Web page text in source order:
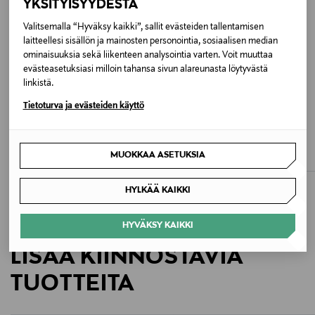
YKSITYISYYDESTÄ
Valitsemalla “Hyväksy kaikki”, sallit evästeiden tallentamisen
laitteellesi sisällön ja mainosten personointia, sosiaalisen median
ominaisuuksia sekä liikenteen analysointia varten. Voit muuttaa
evästeasetuksiasi milloin tahansa sivun alareunasta löytyvästä
linkistä.
Tietoturva ja evästeiden käyttö
MUOKKAA ASETUKSIA
HYLKÄÄ KAIKKI
HYVÄKSY KAIKKI
CLAY
Valmistusmaa
Turkki
Valmistajan tuotenumero
Valmistaja
Importer: Lindex Group Oyj, Aleksanterinkatu 52 B, PL
muotoilevat shortsit
Original Price
56,00 €
LISÄÄ KIINNOSTAVIA
TUOTTEITA